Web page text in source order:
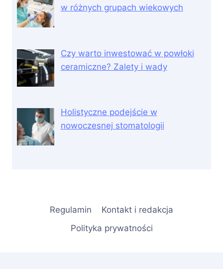
w różnych grupach wiekowych
Czy warto inwestować w powłoki
ceramiczne? Zalety i wady
Holistyczne podejście w
nowoczesnej stomatologii
Regulamin
Kontakt i redakcja
Polityka prywatności